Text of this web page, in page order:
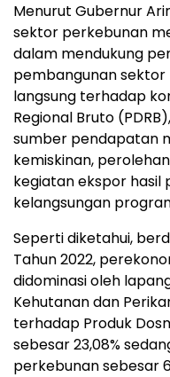
Menurut Gubernur
sektor perkebunan
dalam mendukung
pembangunan
langsung terhadap
Regional Bruto
sumber pendapatan
kemiskinan,
kegiatan ekspor hasil
kelangsungan
Seperti diketahui,
Tahun 2022,
didominasi oleh
Kehutanan dan
terhadap Produk
sebesar 23,08%
perkebunan sebesar